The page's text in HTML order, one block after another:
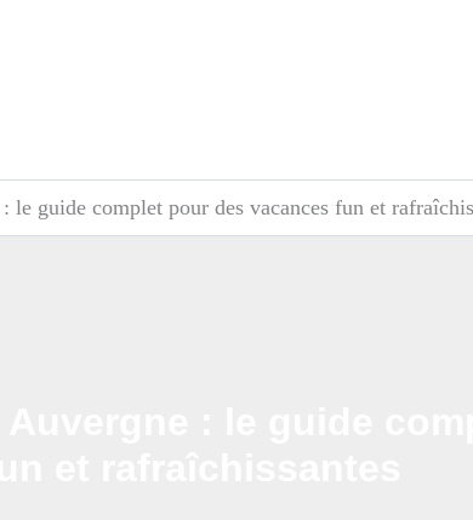
le guide complet pour des vacances fun et